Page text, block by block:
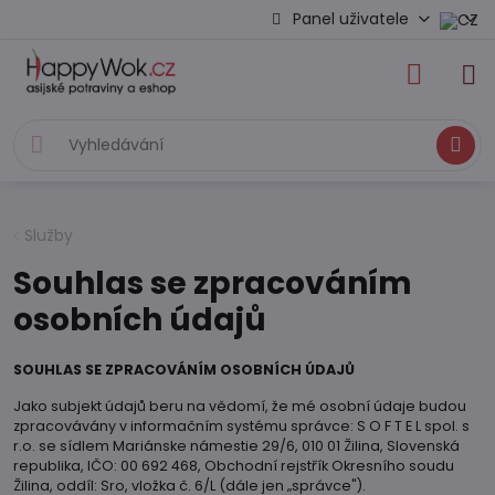
Panel uživatele
Hledat
Služby
Souhlas se zpracováním
osobních údajů
SOUHLAS SE ZPRACOVÁNÍM OSOBNÍCH ÚDAJŮ
Jako subjekt údajů beru na vědomí, že mé osobní údaje budou
zpracovávány v informačním systému správce: S O F T E L spol. s
r.o. se sídlem Mariánske námestie 29/6, 010 01 Žilina, Slovenská
republika, IČO: 00 692 468, Obchodní rejstřík Okresního soudu
Žilina, oddíl: Sro, vložka č. 6/L (dále jen „správce").